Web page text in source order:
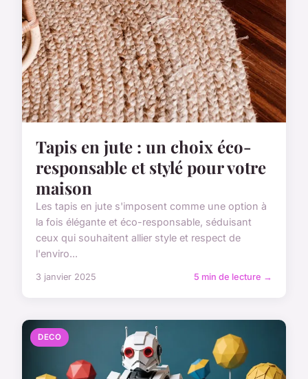
Tapis en jute : un choix éco-
responsable et stylé pour votre
maison
Les tapis en jute s'imposent comme une option à
la fois élégante et éco-responsable, séduisant
ceux qui souhaitent allier style et respect de
l'enviro...
3 janvier 2025 5 min de lecture →
DECO